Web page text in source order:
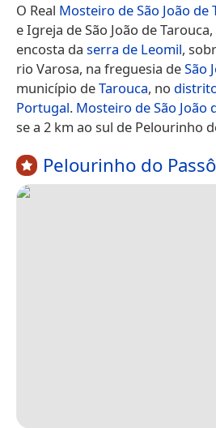
O Real Mosteiro de São João de
e Igreja de São João de
encosta da serra de Leomil,
rio Varosa, na freguesia deSão
município deTarouca, no
Portugal. Mosteiro de São João
se a 2 km ao sul de Pelourinho
Pelourinho do Passô